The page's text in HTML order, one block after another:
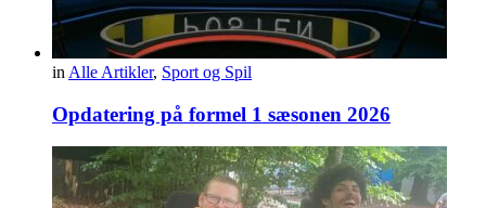
in Alle Artikler, Sport og Spil
Opdatering på formel 1 sæsonen 2026